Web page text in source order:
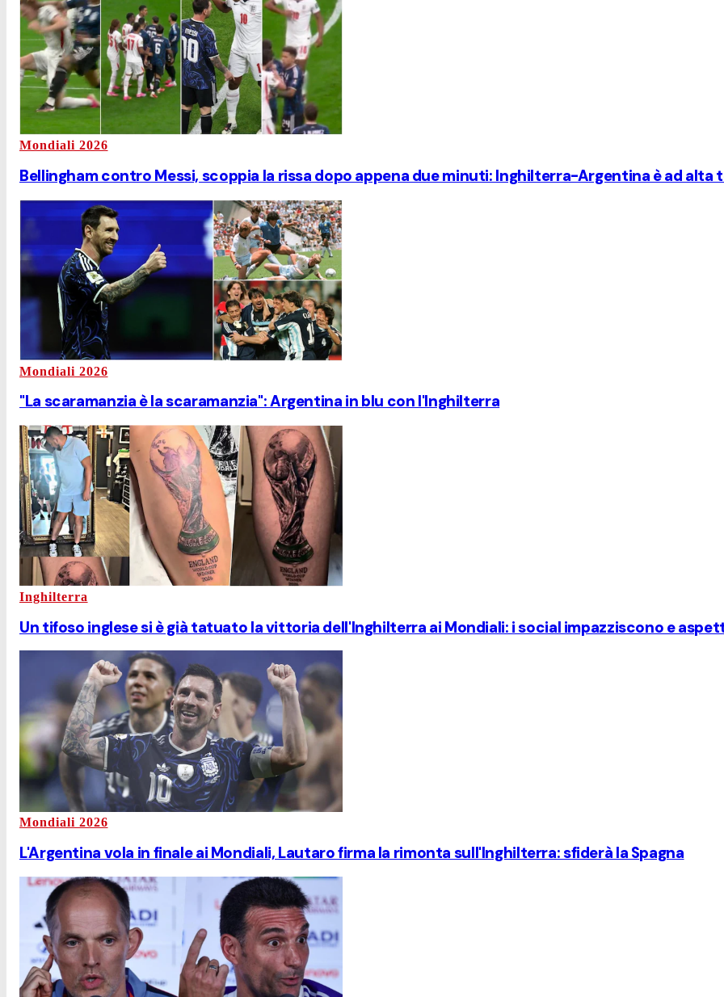
Mondiali 2026
Bellingham contro Messi, scoppia la rissa dopo appena due minuti: Inghilterra-Argentina è ad alta
Mondiali 2026
"La scaramanzia è la scaramanzia": Argentina in blu con l'Inghilterra
Inghilterra
Un tifoso inglese si è già tatuato la vittoria dell'Inghilterra ai Mondiali: i social impazziscono e
Mondiali 2026
L'Argentina vola in finale ai Mondiali, Lautaro firma la rimonta sull'Inghilterra: sfiderà la Spagna